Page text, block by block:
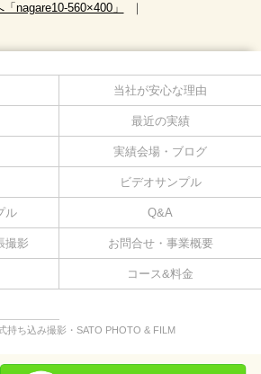
nagare10-560×400」 ｜
当社が安心な理由
最近の実績
実績会場・ブログ
ビデオサンプル
ル Q&A
撮影 お問合せ・事業概要
コース&料金
持ち込み撮影・SATO PHOTO & FILM